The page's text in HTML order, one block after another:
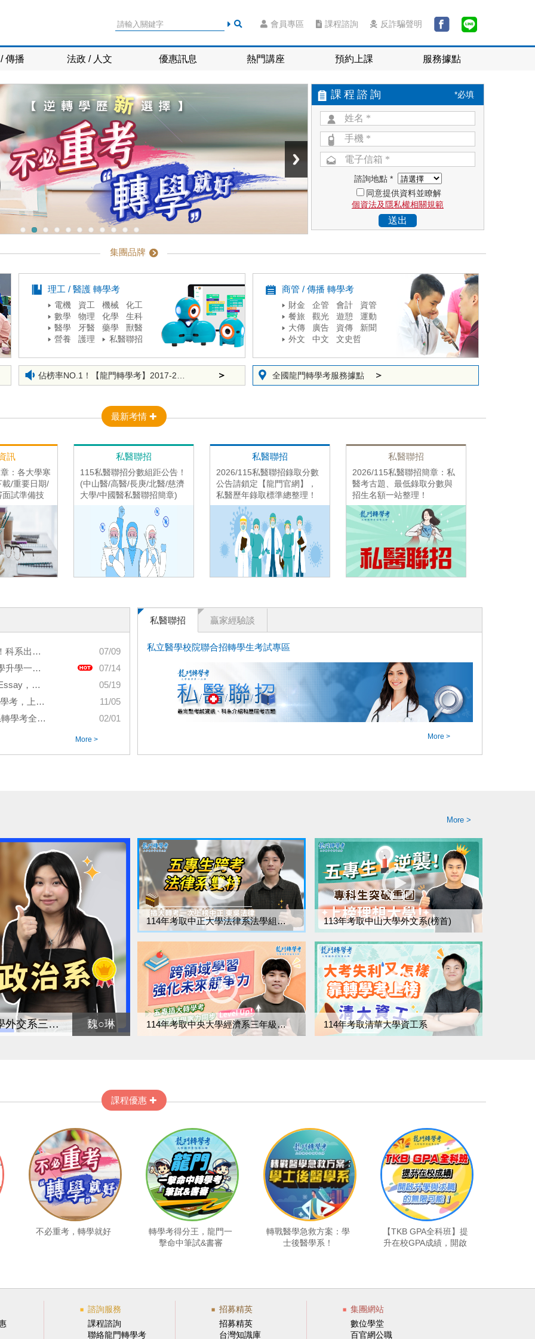
會員專區 課程諮詢 反詐騙聲明
傳播 法政 / 人文 優惠訊息 熱門講座 預約上課 服務據點
課程諮詢 *必填
諮詢地點 *
同意提供資料並瞭解
個資法及隱私權相關規範
送出
集團品牌
理工 / 醫護 轉學考
電機 資工 機械 化工
數學 物理 化學 生科
醫學 牙醫 藥學 獸醫
營養 護理
私醫聯招
商管 / 傳播 轉學考
財金 企管 會計 資管
餐旅 觀光 遊憩 運動
大傳 廣告 資傳 新聞
外文 中文 文史哲
2026最新！【龍門轉學考課程】各區課表公告囉！ ＞
佔榜率NO.1！【龍門轉學考】2017-2025年輔導219位榜首、128位榜眼、90位探花上榜國立頂大！
科大轉學考到普大！【龍門】挺你，讓你一試上榜！
寒轉、暑轉？怎麼轉才對？快認識大學轉學考！ ＞
【徵才】臺灣知識庫邀您一起加入！ ＞
2026最新！【龍門轉學考課程】各區課表公告囉！ ＞
佔榜率NO.1！【龍門轉學考】2017-2025年輔導219位榜首、128位榜眼、90位探花上榜國立頂大！ ＞
科大轉學考到普大！【龍門】挺你，讓你一試上榜！ ＞
【徵才】臺灣知識庫邀您一起加入！
全國龍門轉學考服務據點 ＞
最新考情 ✚
訊
：各大學寒
/重要日期/
面試準備技
私醫聯招
115私醫聯招分數組距公告！
(中山醫/高醫/長庚/北醫/慈濟
大學/中國醫私醫聯招簡章)
私醫聯招
2026/115私醫聯招錄取分數
公告請鎖定【龍門官網】，
私醫歷年錄取標準總整理！
私醫聯招
2026/115私醫聯招簡章：私
醫考古題、最低錄取分數與
招生名額一站整理！
到位理想頂大！
07/09
【甄戰】！
07/14
的Ａ+答案！
05/19
一次告訴你！
11/05
補習一次看！
02/01
More >
私醫聯招 贏家經驗談
私立醫學校院聯合招轉學生考試專區
More >
More >
魏○琳
114年考取台灣大學政治系國關組、政治大學外交系三年級(榜首)
114年考取中正大學法律系法學組(榜眼)、東吳大學法律系 113年考取中山大學外文系(榜首)
114年考取中央大學經濟系三年級、台北大學經濟系三年級 114年考取清華大學資工系
課程優惠 ✚
不必重考，轉學就好
轉學考得分王，龍門一
擊命中筆試&書審
轉戰醫學急救方案：學
士後醫學系！
【TKB GPA全科班】提
升在校GPA成績，開啟
諮詢服務
課程諮詢
聯絡龍門轉學考
招募精英
招募精英
台灣知識庫
集團網站
數位學堂
百官網公職